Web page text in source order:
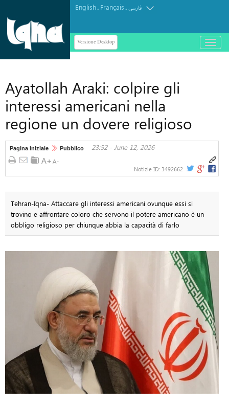
English. Français.فارسی
Versione Desktop
باز
و
Ayatollah Araki: colpire gli
interessi americani nella
regione un dovere religioso
Pagina iniziale Pubblico 23:52 - June 12, 2026
Notizie ID: 3492662
Tehran-Iqna- Attaccare gli interessi americani ovunque essi si
trovino e affrontare coloro che servono il potere americano è un
obbligo religioso per chiunque abbia la capacità di farlo